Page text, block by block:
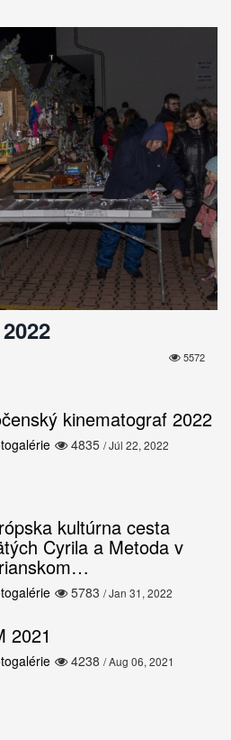
5572
kinematograf 2022
4835 / Júl 22, 2022
kultúrna cesta
Cyrila a Metoda v
5783 / Jan 31, 2022
2021
4238 / Aug 06, 2021